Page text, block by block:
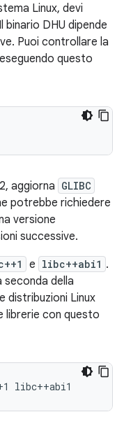
Linux, devi
binario DHU dipende
Puoi controllare la
questo
aggiorna GLIBC
potrebbe richiedere
versione
successive.
e libc++abi1 .
seconda della
distribuzioni Linux
librerie con questo
libc++abi1